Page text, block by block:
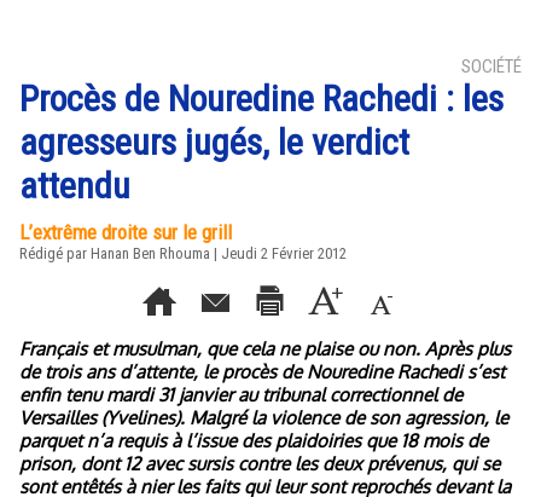
SOCIÉTÉ
Procès de Nouredine Rachedi : les
agresseurs jugés, le verdict
attendu
L’extrême droite sur le grill
Rédigé par Hanan Ben Rhouma | Jeudi 2 Février 2012
Français et musulman, que cela ne plaise ou non. Après plus
de trois ans d’attente, le procès de Nouredine Rachedi s’est
enfin tenu mardi 31 janvier au tribunal correctionnel de
Versailles (Yvelines). Malgré la violence de son agression, le
parquet n’a requis à l’issue des plaidoiries que 18 mois de
prison, dont 12 avec sursis contre les deux prévenus, qui se
sont entêtés à nier les faits qui leur sont reprochés devant la